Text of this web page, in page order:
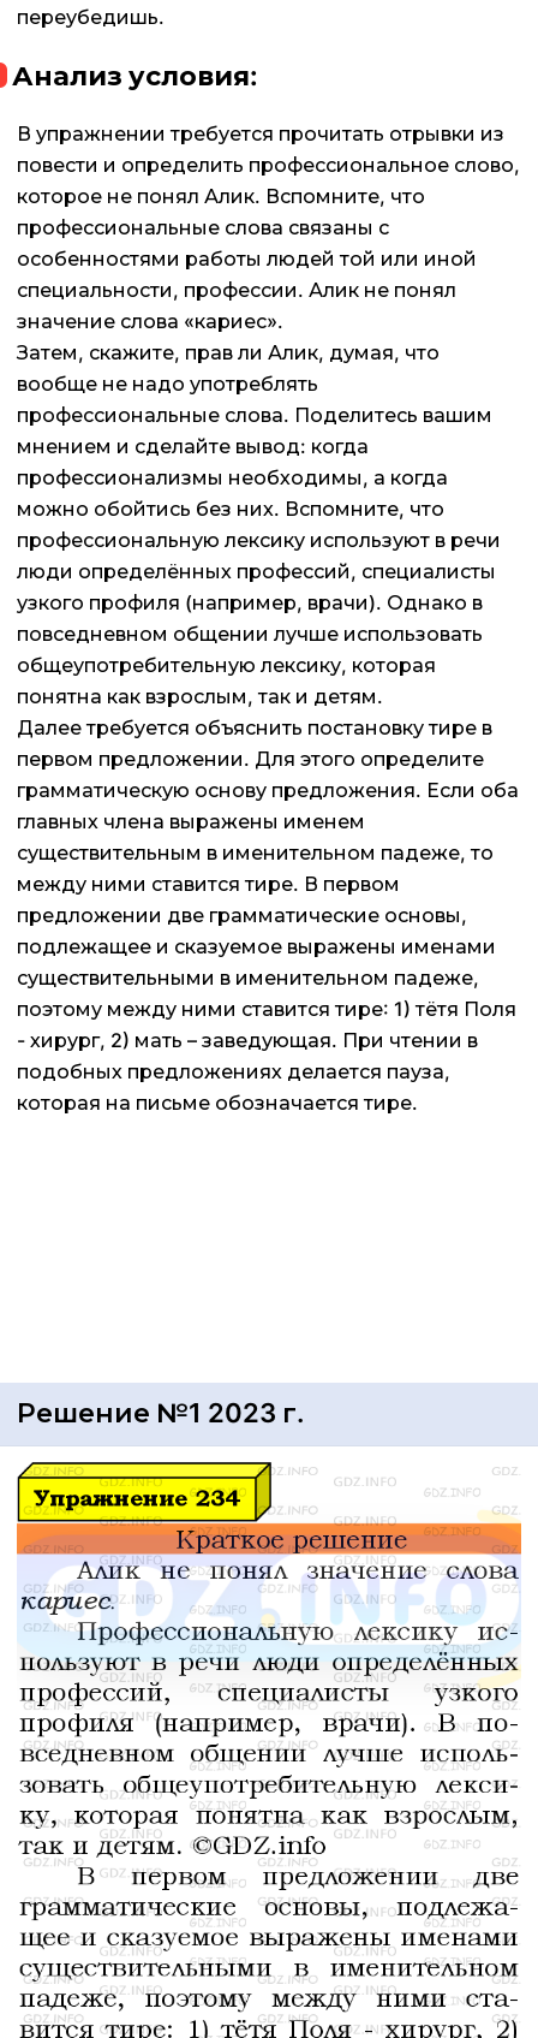
переубедишь.
Анализ условия:
В упражнении требуется прочитать отрывки из
повести и определить профессиональное слово,
которое не понял Алик. Вспомните, что
профессиональные слова связаны с
особенностями работы людей той или иной
специальности, профессии. Алик не понял
значение слова «кариес».
Затем, скажите, прав ли Алик, думая, что
вообще не надо употреблять
профессиональные слова. Поделитесь вашим
мнением и сделайте вывод: когда
профессионализмы необходимы, а когда
можно обойтись без них. Вспомните, что
профессиональную лексику используют в речи
люди определённых профессий, специалисты
узкого профиля (например, врачи). Однако в
повседневном общении лучше использовать
общеупотребительную лексику, которая
понятна как взрослым, так и детям.
Далее требуется объяснить постановку тире в
первом предложении. Для этого определите
грамматическую основу предложения. Если оба
главных члена выражены именем
существительным в именительном падеже, то
между ними ставится тире. В первом
предложении две грамматические основы,
подлежащее и сказуемое выражены именами
существительными в именительном падеже,
поэтому между ними ставится тире: 1) тётя Поля
- хирург, 2) мать – заведующая. При чтении в
подобных предложениях делается пауза,
которая на письме обозначается тире.
Решение №1 2023 г.